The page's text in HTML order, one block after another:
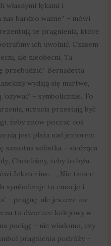
własnymi lękami i
nas bardzo ważne” – mówi
te pragnienia, które
ich uwolnić. Czasem
ale nieobecni. Ta
przebudzić.” Bernadetta
wydają się martwe,
– symbolicznie. To
uczucia przestają być
żeby znów poczuć coś
jest plaża nad jeziorem
samotna solistka – siedząca
żeby to była
Jekaterina. – „Nie taniec,
symbolizuje tu emocje i
– pragnę, ale jeszcze nie
to dworzec kolejowy w
pociąg – nie wiadomo, czy
pragnienia podróży –